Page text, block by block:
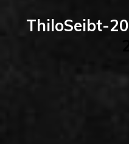
ThiloSeibt-20